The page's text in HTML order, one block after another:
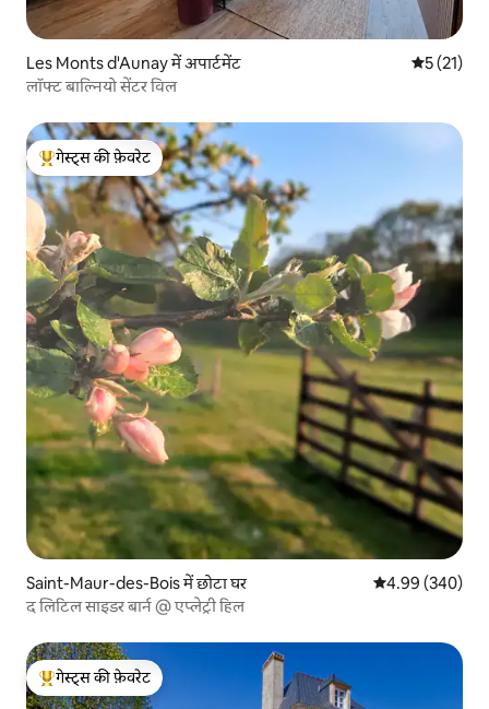
Les Monts d'Aunay में अपार्टमेंट औसत रेटिंग
5 (21)
लॉफ्ट बाल्नियो सेंटर विल
गेस्ट्स का टॉप फ़ेवरेट
गेस्ट्स की फ़ेवरेट
Saint-Maur-des-Bois में छोटा घर औसत रेटिंग 5 में से
4.99 (340)
द लिटिल साइडर बार्न @ एप्लेट्री हिल
गेस्ट्स का टॉप फ़ेवरेट
गेस्ट्स की फ़ेवरेट